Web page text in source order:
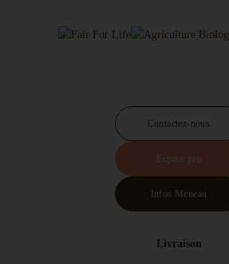
Livraison
Contactez-nous
Espace pro
Infos Meneau